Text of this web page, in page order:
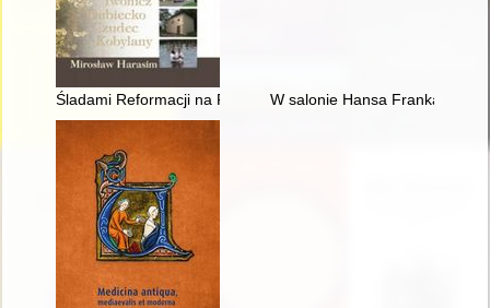
Śladami Reformacji na Pogórzu Karpackim : odrzuceni -
W salonie Hansa Franka :